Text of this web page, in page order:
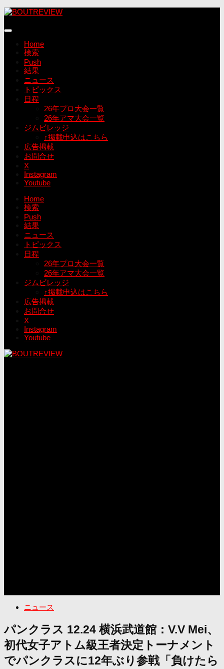
コ
テ
Home
検索
Push
結果
ニュース
トピックス
日程
26年プロ大会一覧
26年アマ大会一覧
ジムビレッジ
↑掲載申込はこちら
広告掲載
お問合せ
X
Instagram
Youtube
Home
検索
Push
結果
ニュース
トピックス
日程
26年プロ大会一覧
26年アマ大会一覧
ジムビレッジ
↑掲載申込はこちら
広告掲載
お問合せ
X
Instagram
Youtube
ニュース
パンクラス 12.24 横浜武道館：V.V Mei、
初代女子アトム級王者決定トーナメント
でパンクラスに12年ぶり参戦「負けたら